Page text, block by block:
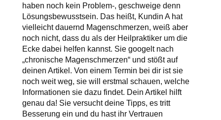
haben noch kein Problem-, geschweige denn
Lösungsbewusstsein. Das heißt, Kundin A hat
vielleicht dauernd Magenschmerzen, weiß aber
noch nicht, dass du als der Heilpraktiker um die
Ecke dabei helfen kannst. Sie googelt nach
„chronische Magenschmerzen“ und stößt auf
deinen Artikel. Von einem Termin bei dir ist sie
noch weit weg, sie will erstmal schauen, welche
Informationen sie dazu findet. Dein Artikel hilft
genau da! Sie versucht deine Tipps, es tritt
Besserung ein und du hast ihr Vertrauen